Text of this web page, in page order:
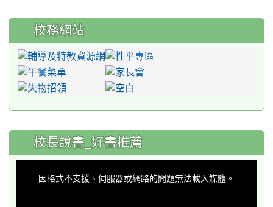
校務網站
:::
校長說書_好書推薦
因格式不支援、伺服器或網路的問題無法載入媒體。